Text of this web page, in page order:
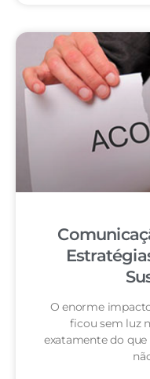
O enorme
ficou sem luz
exatamente do